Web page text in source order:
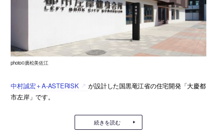
photo©廣松美佐江
中村誠宏＋A-ASTERISK
が設計した国黒竜江省の住宅開発「大慶都
市左岸」です。
続きを読む